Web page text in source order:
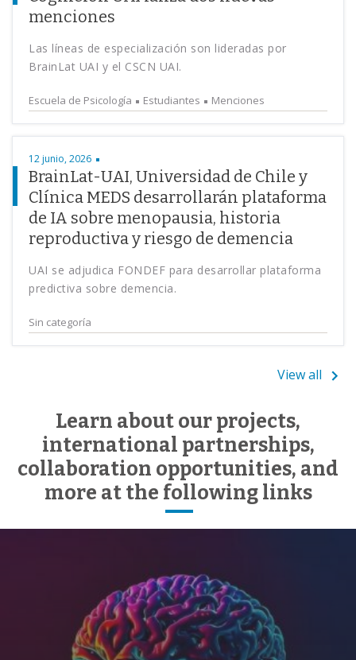
menciones
Las líneas de especialización son lideradas por
BrainLat UAI y el CSCN UAI.
Escuela de Psicología Estudiantes Menciones
12 junio, 2026
BrainLat-UAI, Universidad de Chile y
Clínica MEDS desarrollarán plataforma
de IA sobre menopausia, historia
reproductiva y riesgo de demencia
UAI se adjudica FONDEF para desarrollar plataforma
predictiva sobre demencia.
Sin categoría
View all
Learn about our projects,
international partnerships,
collaboration opportunities, and
more at the following links